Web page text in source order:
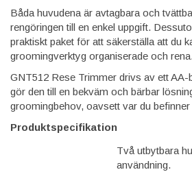
Båda huvudena är avtagbara och
rengöringen till en enkel uppgift.
praktiskt paket för att säkerställa att du
groomingverktyg organiserade och rena.
GNT512 Rese Trimmer drivs av ett AA-
gör den till en bekväm och bärbar
groomingbehov, oavsett var du befinner
Produktspecifikation
Två utbytbara
användning.